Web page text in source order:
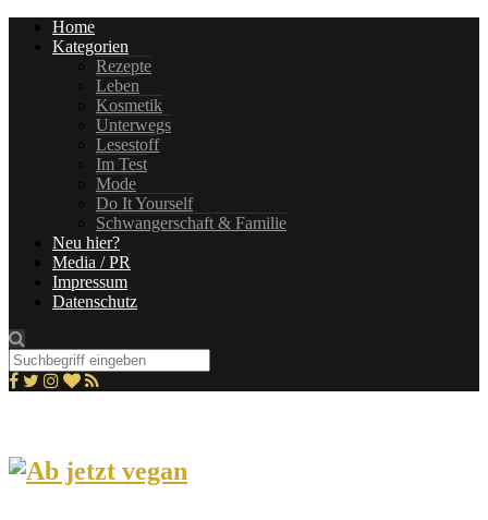
Home
Kategorien
Rezepte
Leben
Kosmetik
Unterwegs
Lesestoff
Im Test
Mode
Do It Yourself
Schwangerschaft & Familie
Neu hier?
Media / PR
Impressum
Datenschutz